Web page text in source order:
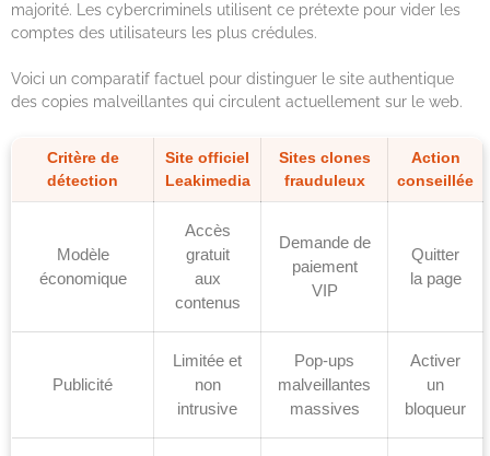
majorité. Les cybercriminels utilisent ce prétexte pour vider les
comptes des utilisateurs les plus crédules.
Voici un comparatif factuel pour distinguer le site authentique
des copies malveillantes qui circulent actuellement sur le web.
Critère de
détection
Site officiel
Leakimedia
Sites clones
frauduleux
Action
conseillée
Modèle
économique
Accès
gratuit
aux
contenus
Demande de
paiement
VIP
Quitter
la page
Publicité
Limitée et
non
intrusive
Pop-ups
malveillantes
massives
Activer
un
bloqueur